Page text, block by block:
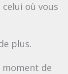
celui où vous
plus.
moment de